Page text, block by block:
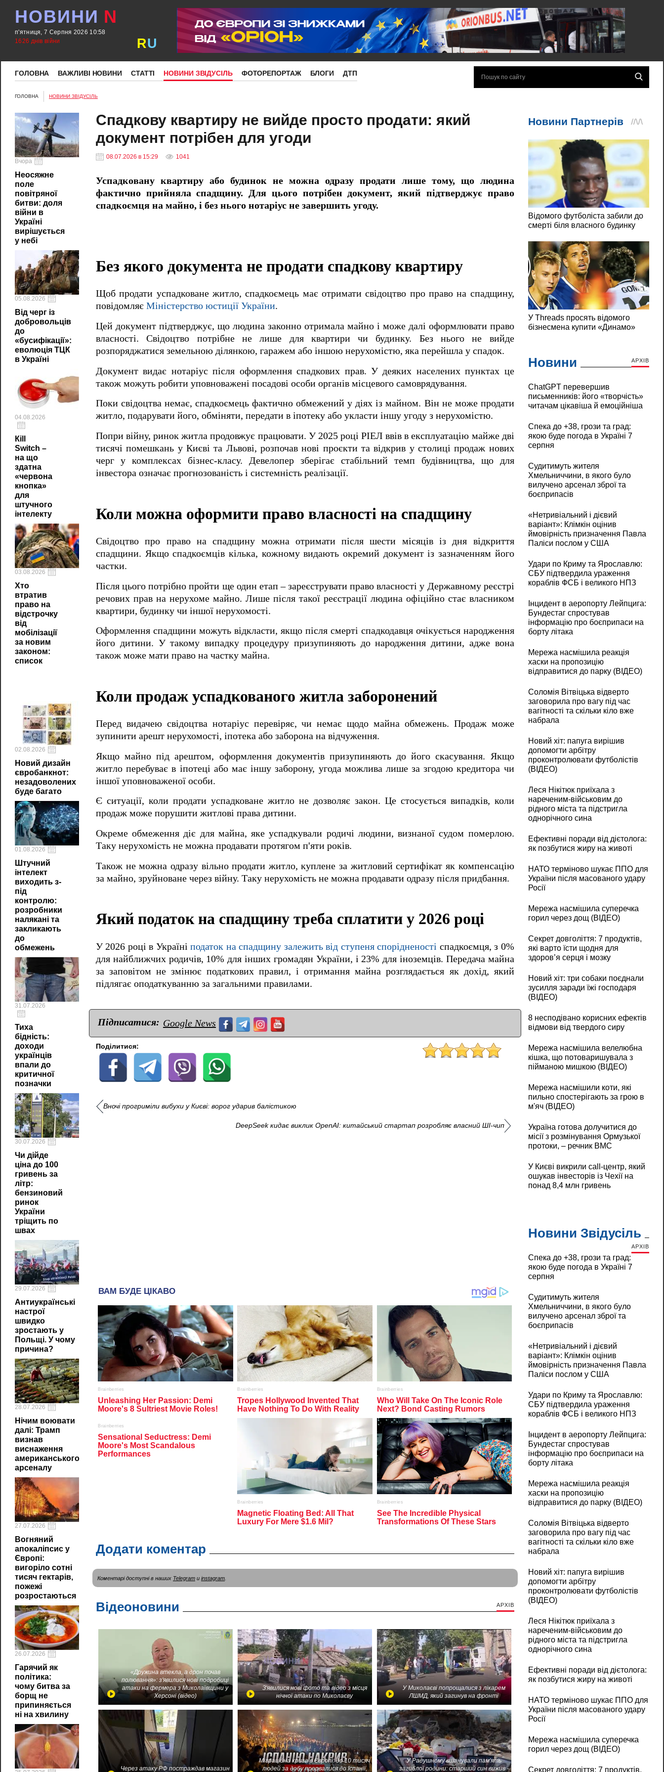
НОВИНИ N
п'ятниця, 7 Серпня 2026 10:58
1626 днів війни
RU
ГОЛОВНА ВАЖЛИВІ НОВИНИ СТАТТІ НОВИНИ ЗВІДУСІЛЬ ФОТОРЕПОРТАЖ БЛОГИ ДТП
ГОЛОВНА НОВИНИ ЗВІДУСІЛЬ
Вчора
Неосяжне
поле
повітряної
битви: доля
війни в
Україні
вирішується
у небі
05.08.2026
Від черг із
добровольців
до
«бусифікації»:
еволюція ТЦК
в Україні
04.08.2026
Кill
Switch –
на що
здатна
«червона
кнопка»
для
штучного
інтелекту
03.08.2026
Хто
втратив
право на
відстрочку
від
мобілізації
за новим
законом:
список
02.08.2026
Новий дизайн
євробанкнот:
незадоволених
буде багато
01.08.2026
Штучний
інтелект
виходить з-
під
контролю:
розробники
налякані та
закликають
до
обмежень
31.07.2026
Тиха
бідність:
доходи
українців
впали до
критичної
позначки
30.07.2026
Чи дійде
ціна до 100
гривень за
літр:
бензиновий
ринок
України
тріщить по
швах
29.07.2026
Антиукраїнські
настрої
швидко
зростають у
Польщі. У чому
причина?
28.07.2026
Нічим воювати
далі: Трамп
визнав
виснаження
американського
арсеналу
27.07.2026
Вогняний
апокаліпсис у
Європі:
вигоріло сотні
тисяч гектарів,
пожежі
розростаються
26.07.2026
Гарячий як
політика:
чому битва за
борщ не
припиняється
ні на хвилину
Спадкову квартиру не вийде просто продати: який
документ потрібен для угоди
08.07.2026 в 15:29 1041
Успадковану квартиру або будинок не можна одразу продати лише тому, що людина
фактично прийняла спадщину. Для цього потрібен документ, який підтверджує право
спадкоємця на майно, і без нього нотаріус не завершить угоду.
Без якого документа не продати спадкову квартиру
Щоб продати успадковане житло, спадкоємець має отримати свідоцтво про право на спадщину,
повідомляє Міністерство юстиції України.
Цей документ підтверджує, що людина законно отримала майно і може далі оформлювати право
власності. Свідоцтво потрібне не лише для квартири чи будинку. Без нього не вийде
розпоряджатися земельною ділянкою, гаражем або іншою нерухомістю, яка перейшла у спадок.
Документ видає нотаріус після оформлення спадкових прав. У деяких населених пунктах це
також можуть робити уповноважені посадові особи органів місцевого самоврядування.
Поки свідоцтва немає, спадкоємець фактично обмежений у діях із майном. Він не може продати
житло, подарувати його, обміняти, передати в іпотеку або укласти іншу угоду з нерухомістю.
Попри війну, ринок житла продовжує працювати. У 2025 році РІЕЛ ввів в експлуатацію майже дві
тисячі помешкань у Києві та Львові, розпочав нові проєкти та відкрив у столиці продаж нових
черг у комплексах бізнес-класу. Девелопер зберігає стабільний темп будівництва, що для
інвестора означає прогнозованість і системність реалізації.
Коли можна оформити право власності на спадщину
Свідоцтво про право на спадщину можна отримати після шести місяців із дня відкриття
спадщини. Якщо спадкоємців кілька, кожному видають окремий документ із зазначенням його
частки.
Після цього потрібно пройти ще один етап – зареєструвати право власності у Державному реєстрі
речових прав на нерухоме майно. Лише після такої реєстрації людина офіційно стає власником
квартири, будинку чи іншої нерухомості.
Оформлення спадщини можуть відкласти, якщо після смерті спадкодавця очікується народження
його дитини. У такому випадку процедуру призупиняють до народження дитини, адже вона
також може мати право на частку майна.
Коли продаж успадкованого житла заборонений
Перед видачею свідоцтва нотаріус перевіряє, чи немає щодо майна обмежень. Продаж може
зупинити арешт нерухомості, іпотека або заборона на відчуження.
Якщо майно під арештом, оформлення документів призупиняють до його скасування. Якщо
житло перебуває в іпотеці або має іншу заборону, угода можлива лише за згодою кредитора чи
іншої уповноваженої особи.
Є ситуації, коли продати успадковане житло не дозволяє закон. Це стосується випадків, коли
продаж може порушити житлові права дитини.
Окреме обмеження діє для майна, яке успадкували родичі людини, визнаної судом померлою.
Таку нерухомість не можна продавати протягом п'яти років.
Також не можна одразу вільно продати житло, куплене за житловий сертифікат як компенсацію
за майно, зруйноване через війну. Таку нерухомість не можна продавати одразу після придбання.
Який податок на спадщину треба сплатити у 2026 році
У 2026 році в Україніподаток на спадщину залежить від ступеня спорідненості спадкоємця, з 0%
для найближчих родичів, 10% для інших громадян України, і 23% для іноземців. Передача майна
за заповітом не змінює податкових правил, і отримання майна розглядається як дохід, який
підлягає оподаткуванню за загальними правилами.
Підписатися: Google News
Поділитися:
Вночі прогриміли вибухи у Києві: ворог ударив балістикою
DeepSeek кидає виклик OpenAI: китайський стартап розробляє власний ШІ-чип
Додати коментар
Коментарі доступні в наших Telegram и instagram.
Відеоновини АРХІВ
«Дружина втекла, а дрон почав
полювання»: з'явилися нові подробиці
атаки на фермера з Миколаївщини у
Херсоні (відео)
З'явилися нові фото та відео з місця
нічної атаки по Миколаєву
У Миколаєві попрощалися з лікарем
ЛШМД, який загинув на фронті
Через атаку РФ постраждав магазин
Міграційна криза в Європі: до 10 тисяч
людей за добу прорвалися до Іспанії,
У Радушному вшанували пам'ять
загиблої родини: старший син вижив -
Новини АРХІВ
ChatGPT перевершив
письменників: його «творчість»
читачам цікавіша й емоційніша
Спека до +38, грози та град:
якою буде погода в Україні 7
серпня
Судитимуть жителя
Хмельниччини, в якого було
вилучено арсенал зброї та
боєприпасів
«Нетривіальний і дієвий
варіант»: Клімкін оцінив
ймовірність призначення Павла
Паліси послом у США
Удари по Криму та Ярославлю:
СБУ підтвердила ураження
кораблів ФСБ і великого НПЗ
Інцидент в аеропорту Лейпцига:
Бундестаг спростував
інформацію про боєприпаси на
борту літака
Мережа насмішила реакція
хаски на пропозицію
відправитися до парку (ВІДЕО)
Соломія Вітвіцька відверто
заговорила про вагу під час
вагітності та скільки кіло вже
набрала
Новий хіт: папуга вирішив
допомогти арбітру
проконтролювати футболістів
(ВІДЕО)
Леся Нікітюк приїхала з
нареченим-військовим до
рідного міста та підстригла
однорічного сина
Ефективні поради від дієтолога:
як позбутися жиру на животі
НАТО терміново шукає ППО для
України після масованого удару
Росії
Мережа насмішила суперечка
горил через дощ (ВІДЕО)
Секрет довголіття: 7 продуктів,
які варто їсти щодня для
здоров’я серця і мозку
Новий хіт: три собаки поєднали
зусилля заради їжі господаря
(ВІДЕО)
8 несподівано корисних ефектів
відмови від твердого сиру
Мережа насмішила велелюбна
кішка, що потоваришувала з
пійманою мишкою (ВІДЕО)
Мережа насмішили коти, які
пильно спостерігають за грою в
м'яч (ВІДЕО)
Україна готова долучитися до
місії з розмінування Ормузької
протоки, – речник ВМС
У Києві викрили call-центр, який
ошукав інвесторів із Чехії на
понад 8,4 млн гривень
Новини Звідусіль
АРХІВ
Спека до +38, грози та град:
якою буде погода в Україні 7
серпня
Судитимуть жителя
Хмельниччини, в якого було
вилучено арсенал зброї та
боєприпасів
«Нетривіальний і дієвий
варіант»: Клімкін оцінив
ймовірність призначення Павла
Паліси послом у США
Удари по Криму та Ярославлю:
СБУ підтвердила ураження
кораблів ФСБ і великого НПЗ
Інцидент в аеропорту Лейпцига:
Бундестаг спростував
інформацію про боєприпаси на
борту літака
Мережа насмішила реакція
хаски на пропозицію
відправитися до парку (ВІДЕО)
Соломія Вітвіцька відверто
заговорила про вагу під час
вагітності та скільки кіло вже
набрала
Новий хіт: папуга вирішив
допомогти арбітру
проконтролювати футболістів
(ВІДЕО)
Леся Нікітюк приїхала з
нареченим-військовим до
рідного міста та підстригла
однорічного сина
Ефективні поради від дієтолога:
як позбутися жиру на животі
НАТО терміново шукає ППО для
України після масованого удару
Росії
Мережа насмішила суперечка
горил через дощ (ВІДЕО)
Секрет довголіття: 7 продуктів,